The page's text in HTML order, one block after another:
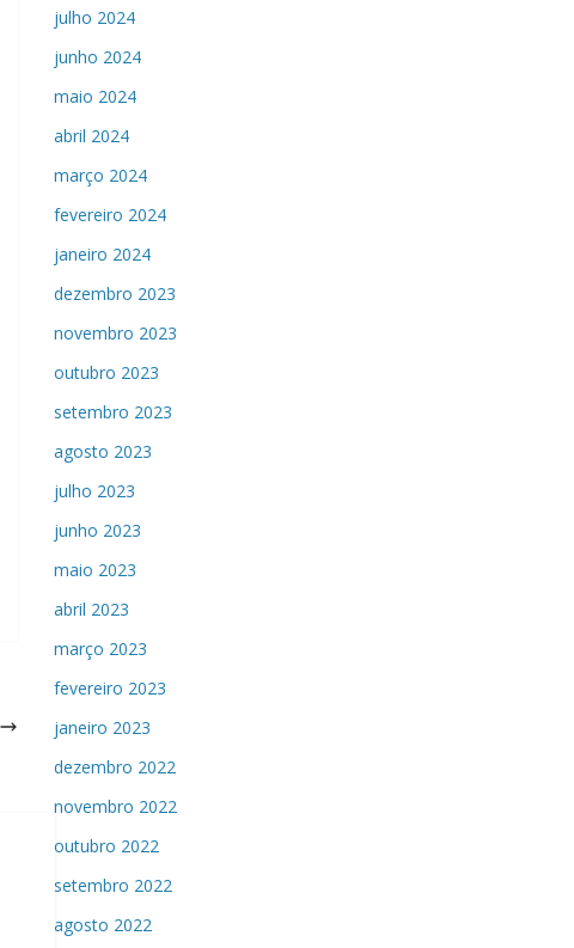
julho 2024
junho 2024
maio 2024
abril 2024
março 2024
fevereiro 2024
janeiro 2024
dezembro 2023
novembro 2023
outubro 2023
setembro 2023
agosto 2023
julho 2023
junho 2023
maio 2023
abril 2023
março 2023
fevereiro 2023
janeiro 2023
dezembro 2022
novembro 2022
outubro 2022
setembro 2022
agosto 2022